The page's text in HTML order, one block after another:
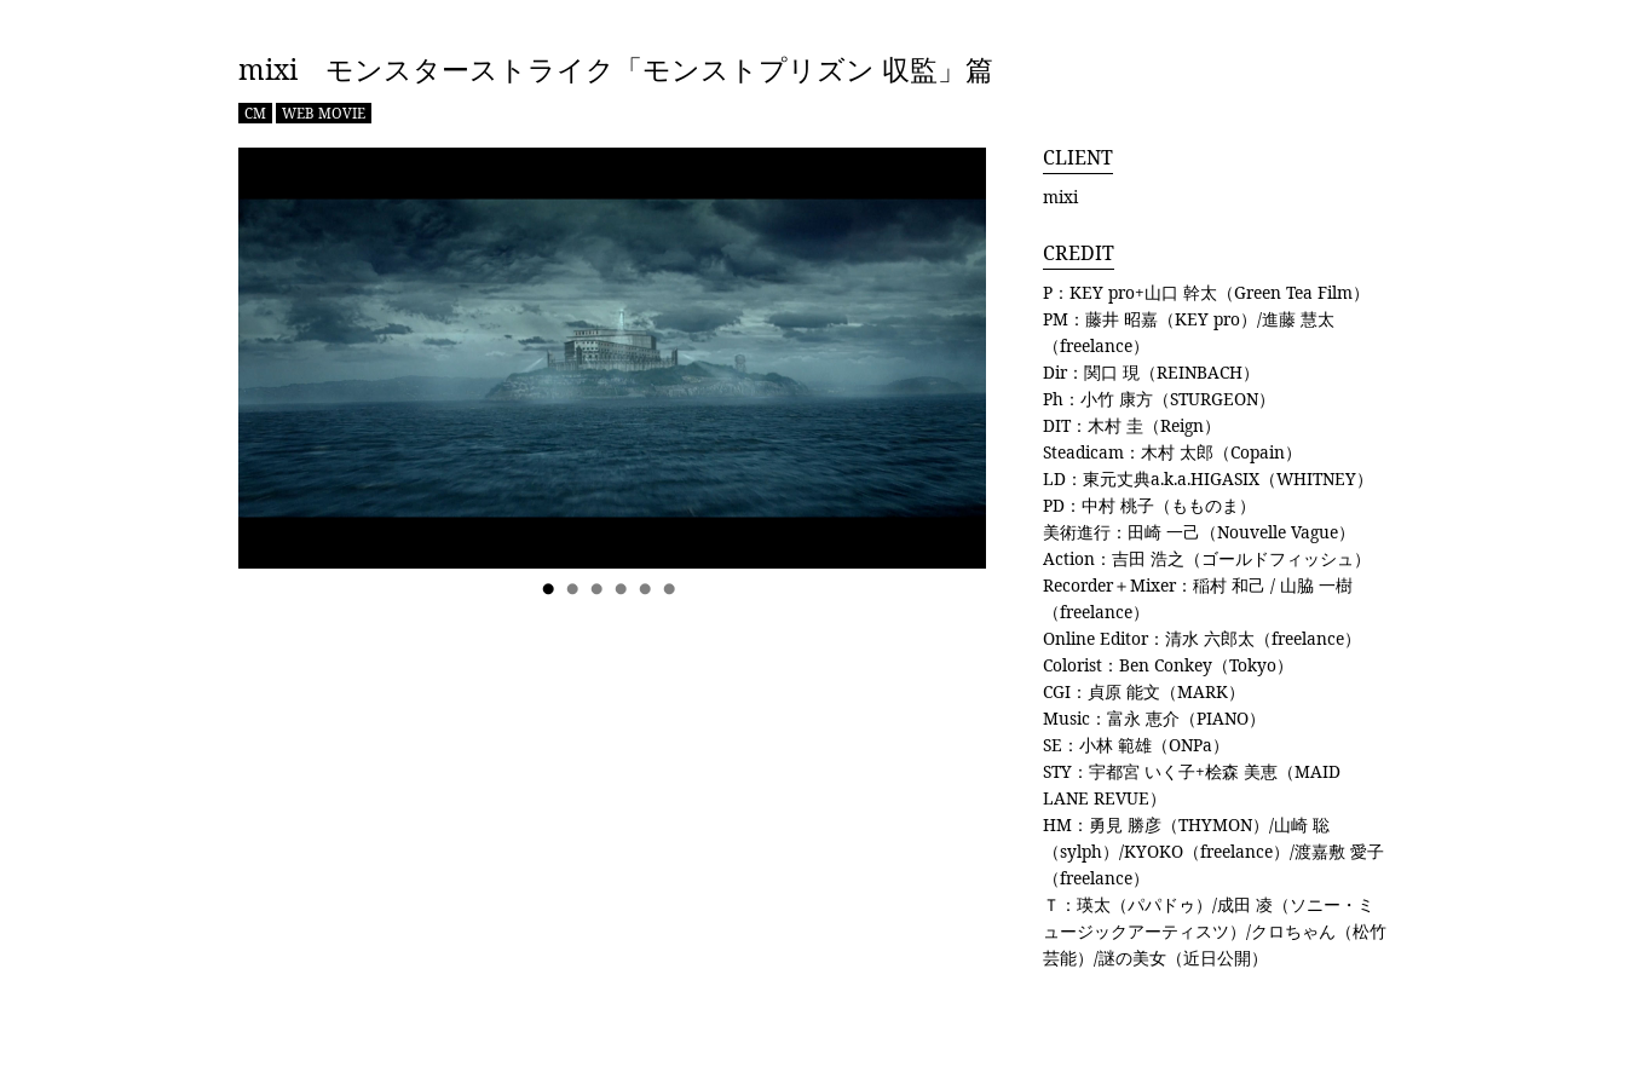
mixi モンスターストライク「モンストプリズン 収監」篇
CM WEB MOVIE
CLIENT
mixi
CREDIT
P：KEY pro+山口 幹太（Green Tea Film）
PM：藤井 昭嘉（KEY pro）/進藤 慧太
（freelance）
Dir：関口 現（REINBACH）
Ph：小竹 康方（STURGEON）
DIT：木村 圭（Reign）
Steadicam：木村 太郎（Copain）
LD：東元丈典a.k.a.HIGASIX（WHITNEY）
PD：中村 桃子（もものま）
美術進行：田崎 一己（Nouvelle Vague）
Action：吉田 浩之（ゴールドフィッシュ）
Recorder＋Mixer：稲村 和己 / 山脇 一樹
（freelance）
Online Editor：清水 六郎太（freelance）
Colorist：Ben Conkey（Tokyo）
CGI：貞原 能文（MARK）
Music：富永 恵介（PIANO）
SE：小林 範雄（ONPa）
STY：宇都宮 いく子+桧森 美恵（MAID
LANE REVUE）
HM：勇見 勝彦（THYMON）/山崎 聡
（sylph）/KYOKO（freelance）/渡嘉敷 愛子
（freelance）
Ｔ：瑛太（パパドゥ）/成田 凌（ソニー・ミ
ュージックアーティスツ）/クロちゃん（松竹
芸能）/謎の美女（近日公開）